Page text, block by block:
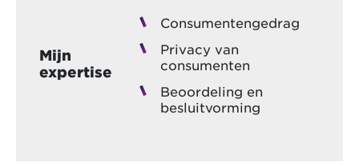
Mijn
expertise
Consumentengedrag
Privacy van
consumenten
Beoordeling en
besluitvorming